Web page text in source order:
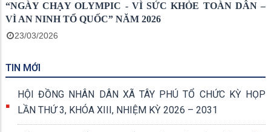
“NGÀY CHẠY OLYMPIC - VÌ SỨC KHỎE TOÀN DÂN –
VÌ AN NINH TỔ QUỐC” NĂM 2026
23/03/2026
TIN MỚI
HỘI ĐỒNG NHÂN DÂN XÃ TÂY PHÚ TỔ CHỨC KỲ HỌP
LẦN THỨ 3, KHÓA XIII, NHIỆM KỲ 2026 – 2031